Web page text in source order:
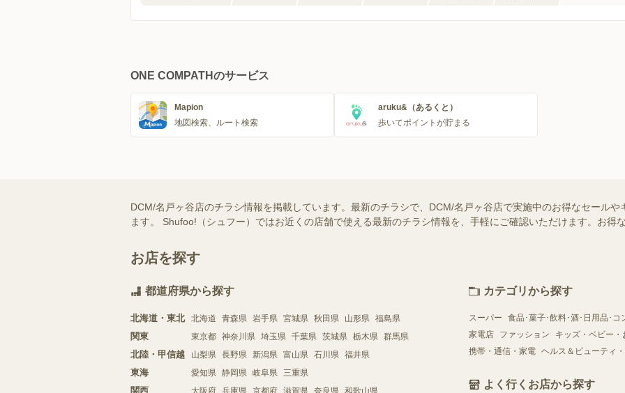
ONE COMPATHのサービス
Mapion
地図検索、ルート検索
aruku&（あるくと）
歩いてポイントが貯まる
DCM/名戸ヶ谷店のチラシ情報を掲載しています。最新のチラシで、DCM/名戸ヶ谷店で実施中のお得なセール
ます。 Shufoo!（シュフー）ではお近くの店舗で使える最新のチラシ情報を、手軽にご確認いただけます。お得
お店を探す
都道府県から探す
北海道・東北 北海道 青森県 岩手県 宮城県 秋田県 山形県 福島県
関東 東京都 神奈川県 埼玉県 千葉県 茨城県 栃木県 群馬県
北陸・甲信越 山梨県 長野県 新潟県 富山県 石川県 福井県
東海 愛知県 静岡県 岐阜県 三重県
関西 大阪府 兵庫県 京都府 滋賀県 奈良県 和歌山県
カテゴリから探す
スーパー
食品･菓子･飲料･酒･日用品･コ
家電店
ファッション
キッズ・ベビー・
携帯・通信・家電 ヘルス＆ビューティ
よく行くお店から探す